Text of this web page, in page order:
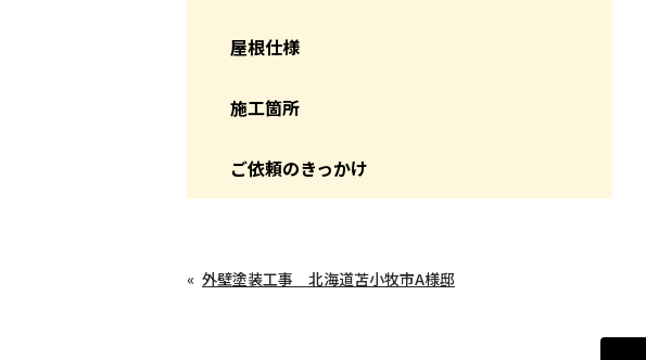
屋根仕様
施工箇所
ご依頼のきっかけ
外壁塗装工事 北海道苫小牧市A様邸